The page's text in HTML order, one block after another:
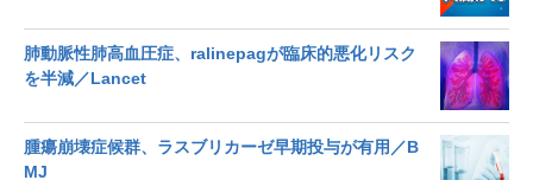
肺動脈性肺高血圧症、ralinepagが臨床的悪化リスク
を半減／Lancet
腫瘍崩壊症候群、ラスブリカーゼ早期投与が有用／B
MJ